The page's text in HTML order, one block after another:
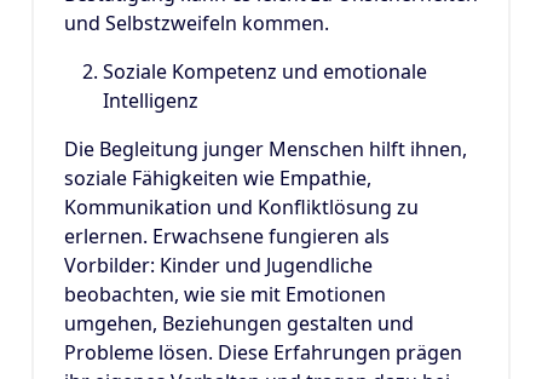
und Selbstzweifeln kommen.
Soziale Kompetenz und emotionale
Intelligenz
Die Begleitung junger Menschen hilft ihnen,
soziale Fähigkeiten wie Empathie,
Kommunikation und Konfliktlösung zu
erlernen. Erwachsene fungieren als
Vorbilder: Kinder und Jugendliche
beobachten, wie sie mit Emotionen
umgehen, Beziehungen gestalten und
Probleme lösen. Diese Erfahrungen prägen